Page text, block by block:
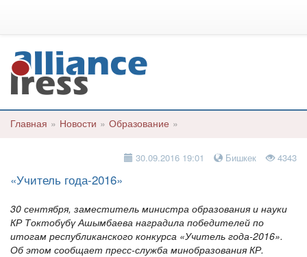
Главная » Новости » Образование »
30.09.2016 19:01 Бишкек 4343
«Учитель года-2016»
30 сентября, заместитель министра образования и науки
КР Токтобүбү Ашымбаева наградила победителей по
итогам республиканского конкурса «Учитель года-2016».
Об этом сообщает пресс-служба минобразования КР.